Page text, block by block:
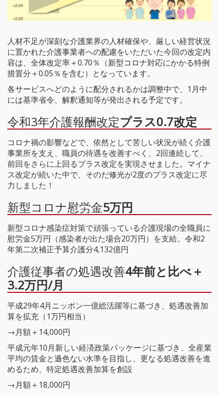
人材不足が深刻な介護業界の人材確保や、厳しい経営状況
に置かれた介護事業者への配慮をいただいた今回の改定内
容は、全体改定率＋0.70％（新型コロナ対応にかかる特例
措置分＋0.05％を含む）となっています。
各サービスへどのように配分されるかは調整中で、1月中
には基準省令、解釈通知等が発出される予定です。
令和3年介護報酬改定プラス0.7改定
コロナ禍の影響などで、依然として苦しい状況が続く介護
事業所を支え、職員の待遇を改善すべく、2回連続して、
前回をさらに上回るプラス改定を実現させました。マイナ
ス改定が続いた中で、そのだ修光が2度のプラス改定に尽
力しました！
新型コロナ慰労金5万円
新型コロナ感染症対策で頑張っている介護現場の全職員に
慰労金5万円（感染者が出た場合20万円）を支給。令和2
年第二次補正予算介護分4,132億円
介護従事者の処遇改善4年前と比べ＋
3.2万円/月
平成29年4月ニッポン一億総活躍等に基づき、処遇改善加
算を拡充（1万円相当）
→月額＋14,000円
平成元年10月新しい経済政策パッケージに基づき、全産業
平均の賃金と遜色ない水準を目指し、更なる処遇改善を進
めるため、特定処遇改善加算を創設
→月額＋18,000円